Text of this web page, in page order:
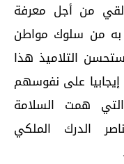
من أجل معرفة
به من سلوك مواطن
التلاميذ هذا
إيجابيا على نفوسهم
همت السلامة
الدرك الملكي